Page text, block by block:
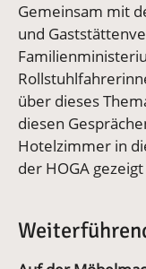
Gemeinsam mit
und
über dieses
diesen
Hotelzimmer in
der HOGA